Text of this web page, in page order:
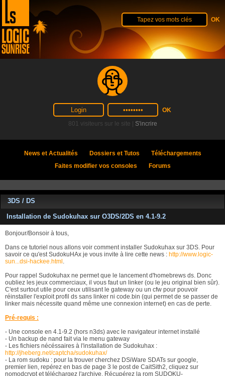
801 visiteurs sur le site | S'incrire
News et Actualités Dossiers et Tutos
Téléchargements
Faites modifier vos consoles
Forums
3DS / DS
Installation de Sudokuhax sur O3DS/2DS en 4.1-9.2
Bonjour/Bonsoir à tous,
Dans ce tutoriel nous allons voir comment installer Sudokuhax sur 3DS. Pour
savoir ce qu'est SudokuHAx je vous invite à lire cette news : http://www.logic-
sun...dsi-hackee.html .
Pour rappel Sudokuhax ne permet que le lancement d'homebrews ds. Donc
oubliez les jeux commerciaux, il vous faut un linker (ou le jeu original bien sûr).
C'est surtout utile pour ceux utilisant le gateway ou un cfw pour pouvoir
réinstaller l'exploit profil ds sans linker ni code.bin (qui permet de se passer de
linker mais nécessite quand même une connexion internet) en cas de perte.
Pré-requis :
- Une console en 4.1-9.2 (hors n3ds) avec le navigateur internet installé
- Un backup de nand fait via le menu gateway
- Les fichiers nécéssaires à l'installation de Sudokuhax :
http://jheberg.net/captcha/sudokuhax/
- La rom sudoku : pour la trouver cherchez DSiWare SDATs sur google,
premier lien, repérez en bas de page 3 le post de CaitSith2, cliquez sur
nomodcrypt et téléchargez l'archive. Récupérez la rom SUDOKU-